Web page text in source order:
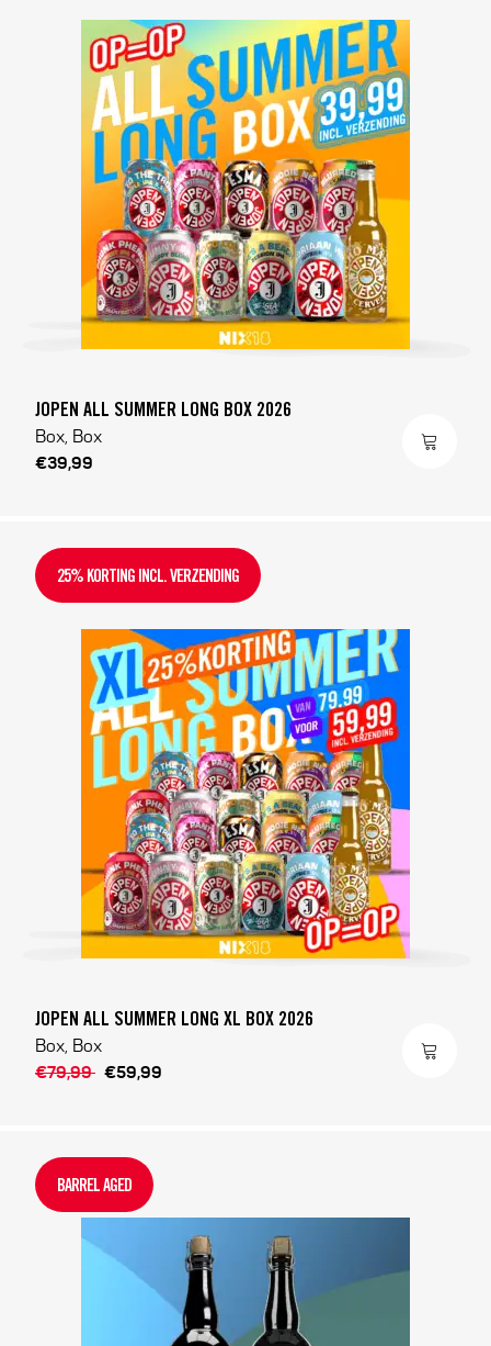
JOPEN ALL SUMMER LONG BOX 2026
Box, Box
€39,99
25% KORTING INCL. VERZENDING
JOPEN ALL SUMMER LONG XL BOX 2026
Box, Box
€79,99 €59,99
BARREL AGED